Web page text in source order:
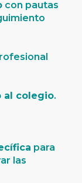
con pautas
al colegio.
para
las